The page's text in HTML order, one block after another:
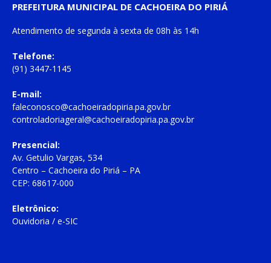
PREFEITURA MUNICIPAL DE CACHOEIRA DO PIRIÁ
Atendimento de segunda à sexta de 08h às 14h
Telefone:
(91) 3447-1145
E-mail:
faleconosco@cachoeiradopiria.pa.gov.br
controladoriageral@cachoeiradopiria.pa.gov.br
Presencial:
Av. Getulio Vargas, 534
Centro – Cachoeira do Piriá – PA
CEP: 68617-000
Eletrônico:
Ouvidoria / e-SIC